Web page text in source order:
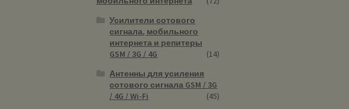
Усилители сотового
сигнала, мобильного
интернета и репитеры
GSM / 3G / 4G
(14)
Антенны для усиления
сотового сигнала GSM / 3G
/ 4G / Wi-Fi
(45)